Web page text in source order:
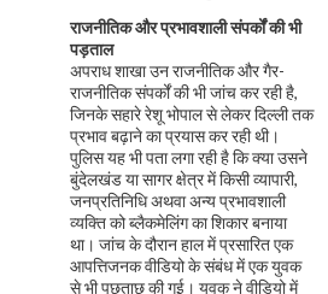
राजनीतिक और प्रभावशाली संपर्कों की भी
पड़ताल
अपराध शाखा उन राजनीतिक और गैर-
राजनीतिक संपर्कों की भी जांच कर रही है,
जिनके सहारे रेशू भोपाल से लेकर दिल्ली तक
प्रभाव बढ़ाने का प्रयास कर रही थी।
पुलिस यह भी पता लगा रही है कि क्या उसने
बुंदेलखंड या सागर क्षेत्र में किसी व्यापारी,
जनप्रतिनिधि अथवा अन्य प्रभावशाली
व्यक्ति को ब्लैकमेलिंग का शिकार बनाया
था। जांच के दौरान हाल में प्रसारित एक
आपत्तिजनक वीडियो के संबंध में एक युवक
से भी पूछताछ की गई। युवक ने वीडियो में